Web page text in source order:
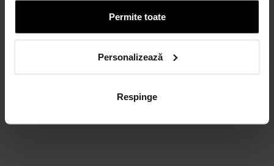
Permite toate
Personalizează
Respinge